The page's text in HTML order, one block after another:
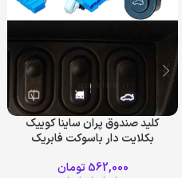
کلید صندوق پران ساینا کوییک
بکلایت دار باسوکت فابریک
562,000 تومان